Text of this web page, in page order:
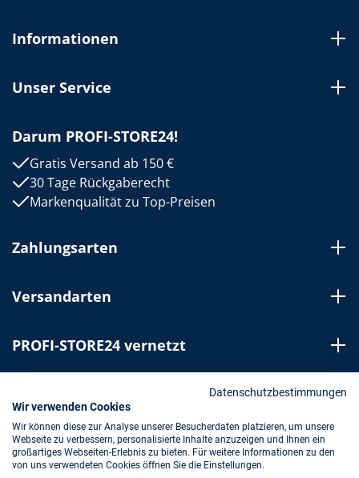
Informationen
Unser Service
Darum PROFI-STORE24!
Gratis Versand ab 150 €
30 Tage Rückgaberecht
Markenqualität zu Top-Preisen
Zahlungsarten
Versandarten
PROFI-STORE24 vernetzt
Bestellung widerrufen
Impressum AGB Datenschutz
Datenschutzbestimmungen
Wir verwenden Cookies
Wir können diese zur Analyse unserer Besucherdaten platzieren, um unsere
Webseite zu verbessern, personalisierte Inhalte anzuzeigen und Ihnen ein
großartiges Webseiten-Erlebnis zu bieten. Für weitere Informationen zu den
von uns verwendeten Cookies öffnen Sie die Einstellungen.